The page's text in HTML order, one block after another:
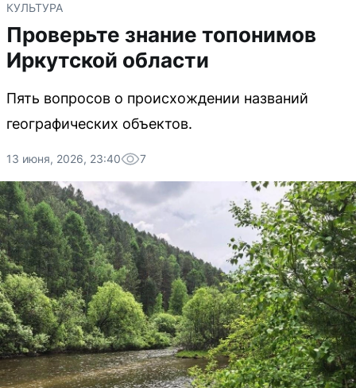
КУЛЬТУРА
Проверьте знание топонимов
Иркутской области
Пять вопросов о происхождении названий
географических объектов.
13 июня, 2026, 23:40 7